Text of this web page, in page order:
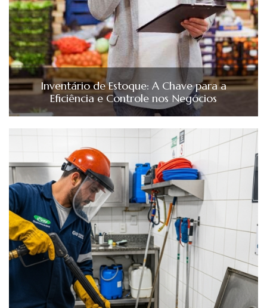
Inventário de Estoque: A Chave para a
Eficiência e Controle nos Negócios